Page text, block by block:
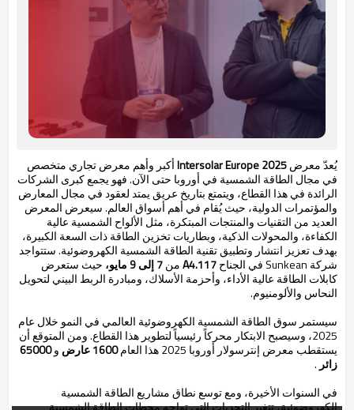
يُعدّ معرضIntersolar Europe 2025أكبر وأهم معرض تجاري متخصص
في مجال الطاقة الشمسية في أوروبا حتى الآن. فهو يجمع كبرى الشركات
الرائدة في هذا القطاع، ويتمتع بتاريخ عريق يمتد لعقود في مجال المعارض
والمؤتمرات الدولية، حيث يُقام في أهم أسواق العالم. سيعرض المعرض
العديد من التقنيات والمنتجات المبتكرة، مثل الألواح الشمسية عالية
الكفاءة، والمحولات الذكية، وبطاريات تخزين الطاقة ذات السعة الكبيرة،
بهدف تعزيز انتشار وتطبيق تقنية الطاقة الشمسية الكهروضوئية. ستتواجد
شركة Sunkean في الجناح
A4.117من7 إلى 9 مايو،
حيث ستعرض
كابلات الطاقة عالية الأداء، وأحزمة الأسلاك، ومبادرة الربط البيني لتحويل
النحاس والألومنيوم.
سيستمر سوق الطاقة الشمسية الكهروضوئية العالمي في النمو خلال عام
2025، وسيصبح الابتكار محركاً رئيسياً لتطوير هذا القطاع. ومن المتوقع أن
يستقطب معرض إنترسولار أوروبا 2025 هذا العام
1600 عارض و65000
زائر .
في السنوات الأخيرة، ومع توسع نطاق مشاريع الطاقة الشمسية
الكهروضوئية، تتغير التحديات التي تواجه محطات الطاقة الشمسية